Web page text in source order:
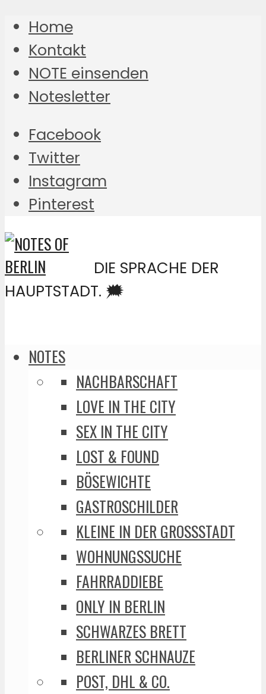
Home
Kontakt
NOTE einsenden
Notesletter
Facebook
Twitter
Instagram
Pinterest
DIE SPRACHE DER
HAUPTSTADT. 🗯️
NOTES
NACHBARSCHAFT
LOVE IN THE CITY
SEX IN THE CITY
LOST & FOUND
BÖSEWICHTE
GASTROSCHILDER
KLEINE IN DER GROSSSTADT
WOHNUNGSSUCHE
FAHRRADDIEBE
ONLY IN BERLIN
SCHWARZES BRETT
BERLINER SCHNAUZE
POST, DHL & CO.